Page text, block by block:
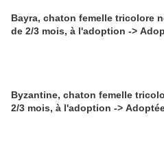
Bayra, chaton femelle tricolore
de 2/3 mois, à l'adoption ->
Byzantine, chaton femelle
2/3 mois, à l'adoption ->